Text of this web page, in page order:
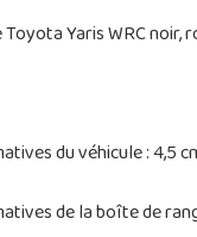
Toyota Yaris WRC
du véhicule : 4,5
de la boîte de